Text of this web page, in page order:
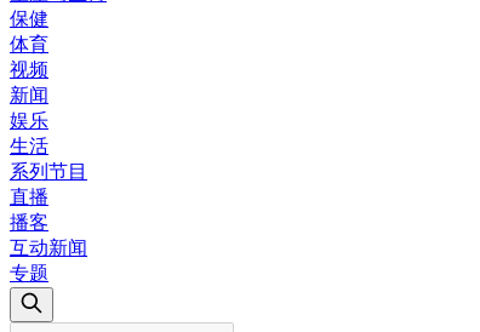
保健
体育
视频
新闻
娱乐
生活
系列节目
直播
播客
互动新闻
专题